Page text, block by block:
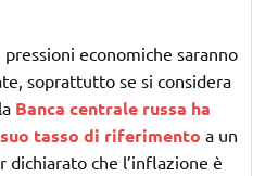
economiche saranno
soprattutto se si considera
Banca centrale russa ha
tasso di riferimento a un
dichiarato che l’inflazione è